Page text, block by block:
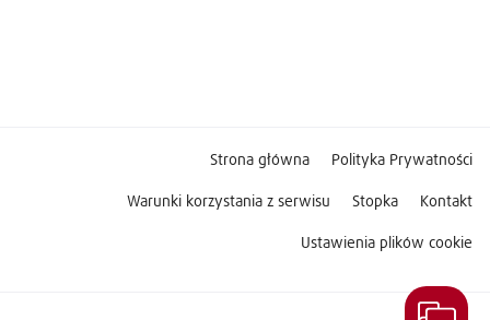
Strona główna Polityka Prywatności
Warunki korzystania z serwisu Stopka Kontakt
Ustawienia plików cookie